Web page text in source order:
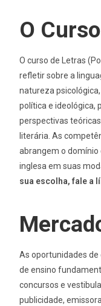
O Curso
O curso de Letras
refletir sobre a
natureza
política e ideológica,
perspectivas
literária. As
abrangem o domínio
inglesa em suas
sua escolha, fale a
As oportunidades
de ensino
concursos e
publicidade,